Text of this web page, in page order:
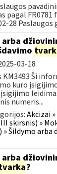
pagal FR0781
28 Paslaugos
03-18
Ši
kuro
numeris...
Akcizai
skirsnis) »
Šildymo arba
?